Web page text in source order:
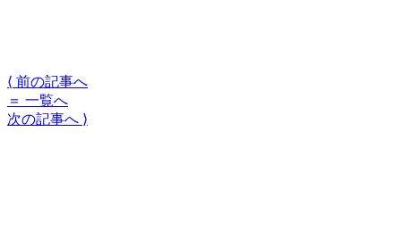
⟨ 前の記事へ
＝ 一覧へ
次の記事へ ⟩